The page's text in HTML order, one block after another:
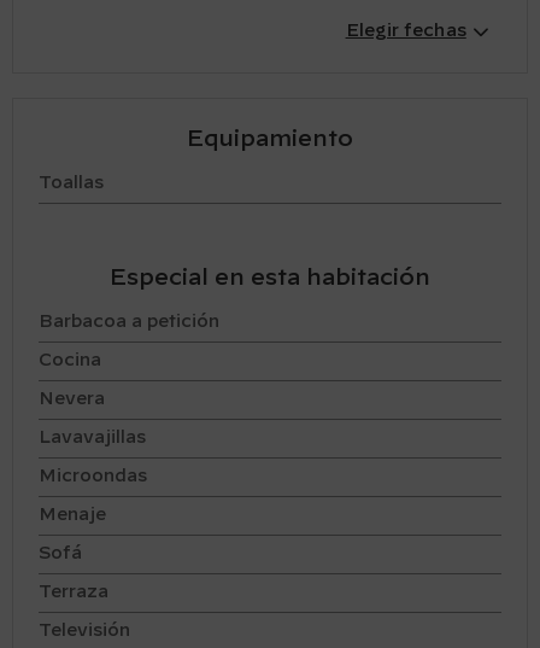
Elegir fechas
Equipamiento
Toallas
Especial en esta habitación
Barbacoa a petición
Cocina
Nevera
Lavavajillas
Microondas
Menaje
Sofá
Terraza
Televisión